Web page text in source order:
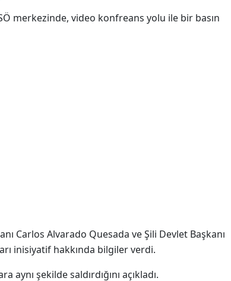
merkezinde, video konfreans yolu ile bir basın
Carlos Alvarado Quesada ve Şili Devlet Başkanı
inisiyatif hakkında bilgiler verdi.
şekilde saldırdığını açıkladı.